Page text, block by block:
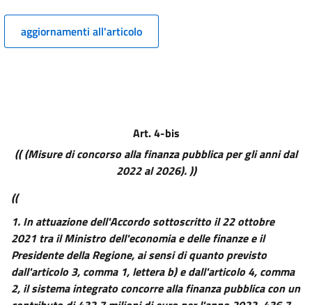
aggiornamenti all'articolo
Art. 4-bis
(( (Misure di concorso alla finanza pubblica per gli anni dal
2022 al 2026). ))
((
1. In attuazione dell'Accordo sottoscritto il 22 ottobre
2021 tra il Ministro dell'economia e delle finanze e il
Presidente della Regione, ai sensi di quanto previsto
dall'articolo 3, comma 1, lettera b) e dall'articolo 4, comma
2, il sistema integrato concorre alla finanza pubblica con un